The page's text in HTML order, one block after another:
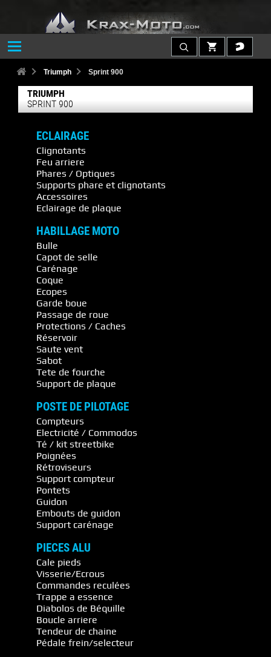
Triumph Sprint 900
TRIUMPH
SPRINT 900
ECLAIRAGE
Clignotants
Feu arriere
Phares / Optiques
Supports phare et clignotants
Accessoires
Eclairage de plaque
HABILLAGE MOTO
Bulle
Capot de selle
Carénage
Coque
Ecopes
Garde boue
Passage de roue
Protections / Caches
Réservoir
Saute vent
Sabot
Tete de fourche
Support de plaque
POSTE DE PILOTAGE
Compteurs
Electricité / Commodos
Té / kit streetbike
Poignées
Rétroviseurs
Support compteur
Pontets
Guidon
Embouts de guidon
Support carénage
PIECES ALU
Cale pieds
Visserie/Ecrous
Commandes reculées
Trappe a essence
Diabolos de Béquille
Boucle arriere
Tendeur de chaine
Pédale frein/selecteur